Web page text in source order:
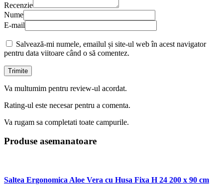
Recenzie
Nume
E-mail
Salvează-mi numele, emailul și site-ul web în acest navigator
pentru data viitoare când o să comentez.
Va multumim pentru review-ul acordat.
Rating-ul este necesar pentru a comenta.
Va rugam sa completati toate campurile.
Produse asemanatoare
Saltea Ergonomica Aloe Vera cu Husa Fixa H 24 200 x 90 cm